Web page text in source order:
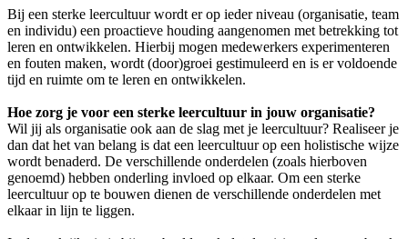
Bij een sterke leercultuur wordt er op ieder niveau (organisatie, team
en individu) een proactieve houding aangenomen met betrekking tot
leren en ontwikkelen. Hierbij mogen medewerkers experimenteren
en fouten maken, wordt (door)groei gestimuleerd en is er voldoende
tijd en ruimte om te leren en ontwikkelen.
Hoe zorg je voor een sterke leercultuur in jouw organisatie?
Wil jij als organisatie ook aan de slag met je leercultuur? Realiseer je
dan dat het van belang is dat een leercultuur op een holistische wijze
wordt benaderd. De verschillende onderdelen (zoals hierboven
genoemd) hebben onderling invloed op elkaar. Om een sterke
leercultuur op te bouwen dienen de verschillende onderdelen met
elkaar in lijn te liggen.